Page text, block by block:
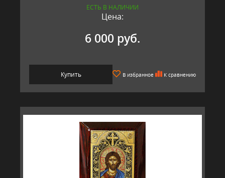
ЕСТЬ В НАЛИЧИИ
Цена:
6 000 руб.
Купить В избранное К сравнению